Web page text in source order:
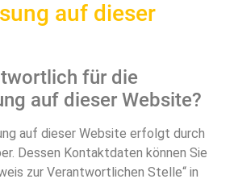
auf dieser
für die
auf dieser Website?
auf dieser Website erfolgt durch
Dessen Kontaktdaten können Sie
zur Verantwortlichen Stelle“ in